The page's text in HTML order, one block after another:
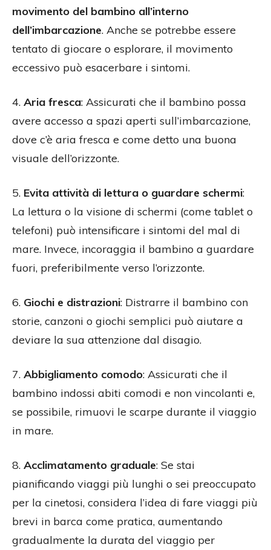
movimento del bambino all’interno
dell’imbarcazione. Anche se potrebbe essere
tentato di giocare o esplorare, il movimento
eccessivo può esacerbare i sintomi.
4. Aria fresca: Assicurati che il bambino possa
avere accesso a spazi aperti sull’imbarcazione,
dove c’è aria fresca e come detto una buona
visuale dell’orizzonte.
5. Evita attività di lettura o guardare schermi:
La lettura o la visione di schermi (come tablet o
telefoni) può intensificare i sintomi del mal di
mare. Invece, incoraggia il bambino a guardare
fuori, preferibilmente verso l’orizzonte.
6. Giochi e distrazioni: Distrarre il bambino con
storie, canzoni o giochi semplici può aiutare a
deviare la sua attenzione dal disagio.
7. Abbigliamento comodo: Assicurati che il
bambino indossi abiti comodi e non vincolanti e,
se possibile, rimuovi le scarpe durante il viaggio
in mare.
8. Acclimatamento graduale: Se stai
pianificando viaggi più lunghi o sei preoccupato
per la cinetosi, considera l’idea di fare viaggi più
brevi in barca come pratica, aumentando
gradualmente la durata del viaggio per